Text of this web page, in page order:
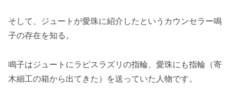
そして、ジュートが愛珠に紹介したというカウンセラー鳴
子の存在を知る。
鳴子はジュートにラピスラズリの指輪、愛珠にも指輪（寄
木細工の箱から出てきた）を送っていた人物です。